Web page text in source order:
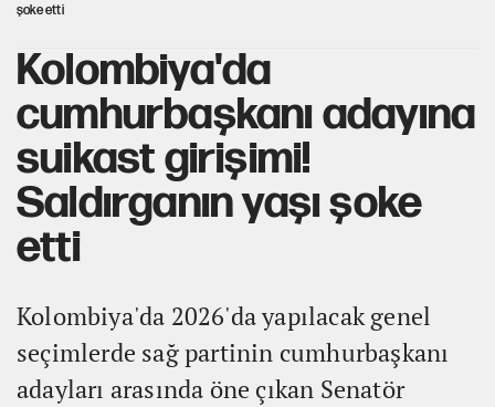
şoke etti
Kolombiya'da
cumhurbaşkanı adayına
suikast girişimi!
Saldırganın yaşı şoke
etti
Kolombiya'da 2026'da yapılacak genel
seçimlerde sağ partinin cumhurbaşkanı
adayları arasında öne çıkan Senatör